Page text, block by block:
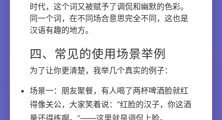
时代，这个词又被赋予了调侃和幽默的色彩。
同一个词，在不同场合意思完全不同，这也是
汉语有趣的地方。
四、常见的使用场景举例
为了让你更清楚，我举几个真实的例子：
场景一：朋友聚餐，有人喝了两杯啤酒脸就红
得像关公，大家笑着说：“红脸的汉子，你这酒
量还得练啊。”——这里就是调侃上脸。